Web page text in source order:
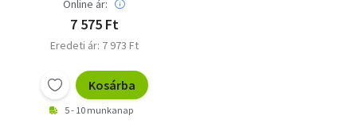
Online ár:
7 575 Ft
Eredeti ár: 7 973 Ft
Kosárba
5 - 10 munkanap